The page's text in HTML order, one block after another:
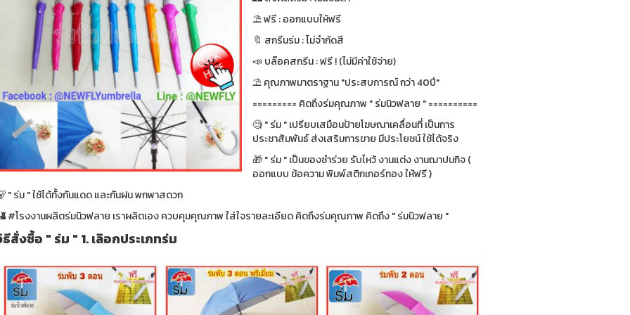
⛱ ฟรี : ออกแบบให้ฟรี
🔖 สกรีนร่ม : ไม่จำกัดสี
📣 บล๊อคสกรีน : ฟรี ! (ไม่มีค่าใช้จ่าย)
⛱ คุณภาพมาตราฐาน "ประสบการณ์ กว่า 40ปี"
========= คิดถึงร่มคุณภาพ " ร่มนิวฟลาย " ==========
🧐 " ร่ม " เปรียบเสมือนป้ายโฆษณาเคลื่อนที่ เป็นการ
ประชาสัมพันธ์ ส่งเสริมการขาย มีประโยชน์ ใช้ได้จริง
🎁 " ร่ม " เป็นของชำร่วย รับไหว้ งานแต่ง งานฌาปนกิจ (
ออกแบบ ข้อความ พิมพ์สติกเกอร์ทอง ให้ฟรี )
" ร่ม " ใช้ได้ทั้งกันแดด และกันฝน พกพาสดวก
#โรงงานผลิตร่มนิวฟลาย เราผลิตเอง ควบคุมคุณภาพ ใส่ใจรายละเอียด คิดถึงร่มคุณภาพ คิดถึง " ร่มนิวฟลาย "
สั่งซื้อ " ร่ม " 1. เลิอกประเภทร่ม